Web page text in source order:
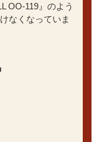
OO-119』のよう
なくなっていま